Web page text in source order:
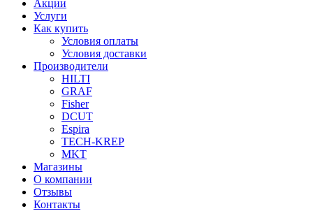
Акции
Услуги
Как купить
Условия оплаты
Условия доставки
Производители
HILTI
GRAF
Fisher
DCUT
Espira
TECH-KREP
MKT
Магазины
О компании
Отзывы
Контакты